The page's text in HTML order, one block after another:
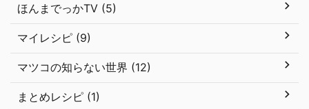
ほんまでっかTV (5)
マイレシピ (9)
マツコの知らない世界 (12)
まとめレシピ (1)